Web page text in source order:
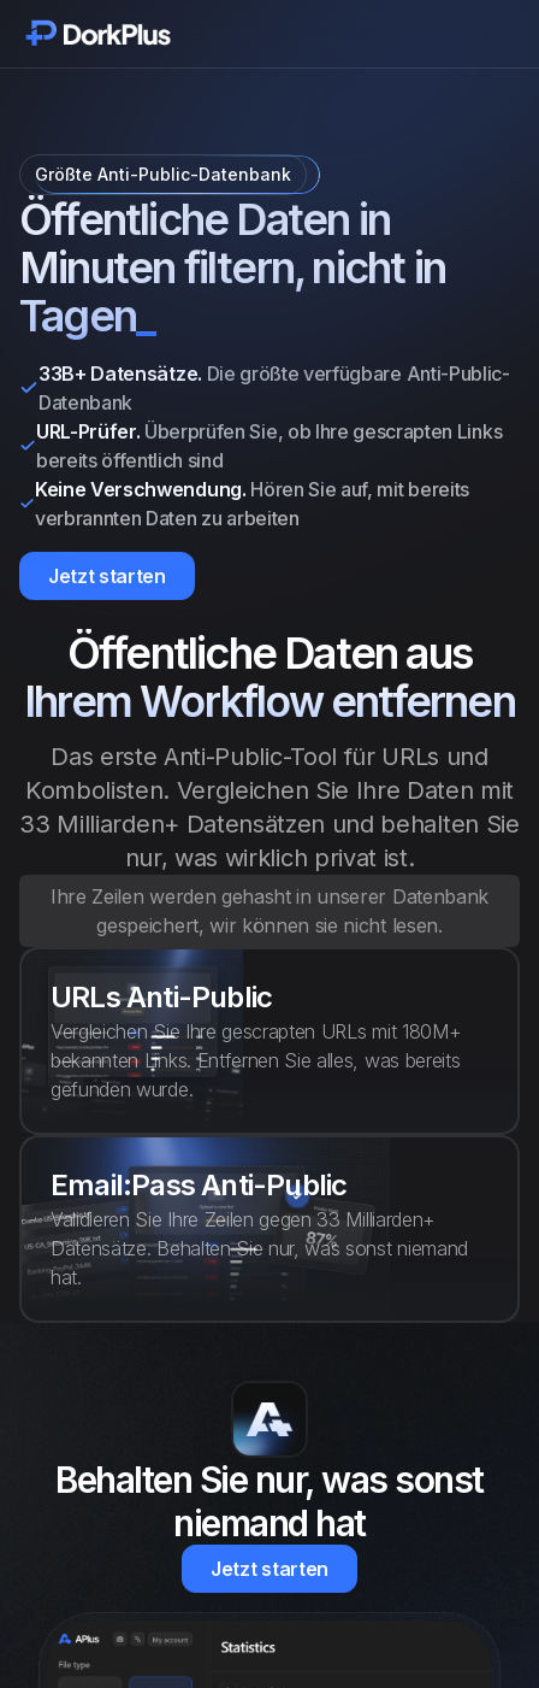
Funktionen
Preise
Bewertungen
Blog
Änderungsprotokoll
Anti Public
Dehasher
Deutsch
Größte Anti-Public-Datenbank
Öffentliche Daten in
Minuten filtern, nicht in
Tagen
33B+ Datensätze. Die größte verfügbare Anti-Public-
Datenbank
URL-Prüfer. Überprüfen Sie, ob Ihre gescrapten Links
bereits öffentlich sind
Keine Verschwendung. Hören Sie auf, mit bereits
verbrannten Daten zu arbeiten
Jetzt starten
Öffentliche Daten aus
Ihrem Workflow entfernen
Das erste Anti-Public-Tool für URLs und
Kombolisten. Vergleichen Sie Ihre Daten mit
33 Milliarden+ Datensätzen und behalten Sie
nur, was wirklich privat ist.
Ihre Zeilen werden gehasht in unserer Datenbank
gespeichert, wir können sie nicht lesen.
URLs Anti-Public
Vergleichen Sie Ihre gescrapten URLs mit 180M+
bekannten Links. Entfernen Sie alles, was bereits
gefunden wurde.
Email:Pass Anti-Public
Validieren Sie Ihre Zeilen gegen 33 Milliarden+
Datensätze. Behalten Sie nur, was sonst niemand
hat.
Behalten Sie nur, was sonst
niemand hat
Jetzt starten